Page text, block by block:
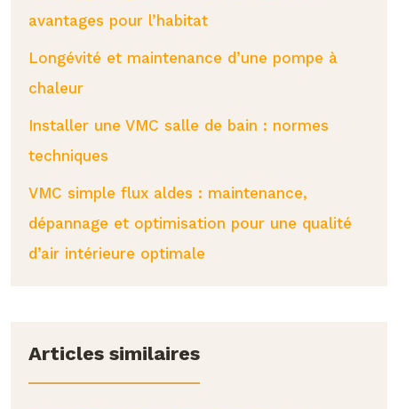
avantages pour l’habitat
Longévité et maintenance d’une pompe à
chaleur
Installer une VMC salle de bain : normes
techniques
VMC simple flux aldes : maintenance,
dépannage et optimisation pour une qualité
d’air intérieure optimale
Articles similaires